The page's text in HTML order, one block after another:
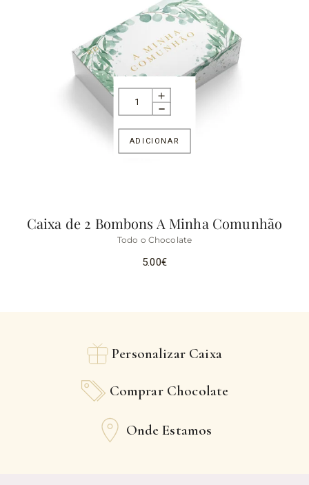
ADICIONAR
Caixa de 2 Bombons A Minha Comunhão
Todo o Chocolate
5.00€
Personalizar Caixa
Comprar Chocolate
Onde Estamos